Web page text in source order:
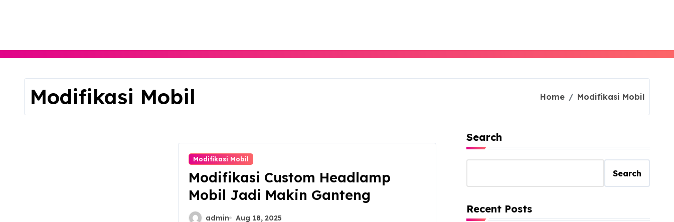
Modifikasi Mobil Home Modifikasi Mobil
Modifikasi Mobil
Modifikasi Custom Headlamp
Mobil Jadi Makin Ganteng
admin Aug 18, 2025
Search
Search
Recent Posts